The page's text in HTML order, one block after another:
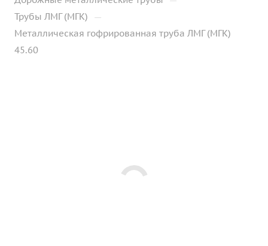
Трубы ЛМГ (МГК) —
Металлическая гофрированная труба ЛМГ (МГК)
45.60